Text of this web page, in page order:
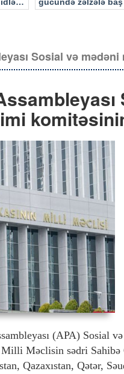
Sosial və
(APA) Sosial
Məclisin sədri Sahibə
Qazaxıstan, Qətər,